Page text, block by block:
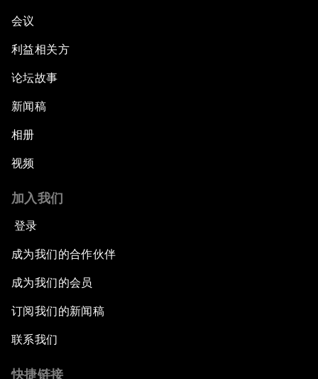
会议
利益相关方
论坛故事
新闻稿
相册
视频
加入我们
登录
成为我们的合作伙伴
成为我们的会员
订阅我们的新闻稿
联系我们
快捷链接